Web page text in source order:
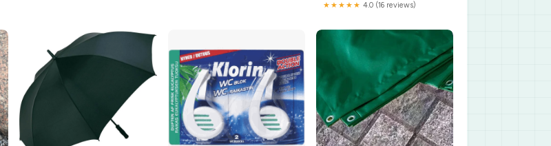
★★★★★ 4.0 (16 reviews)